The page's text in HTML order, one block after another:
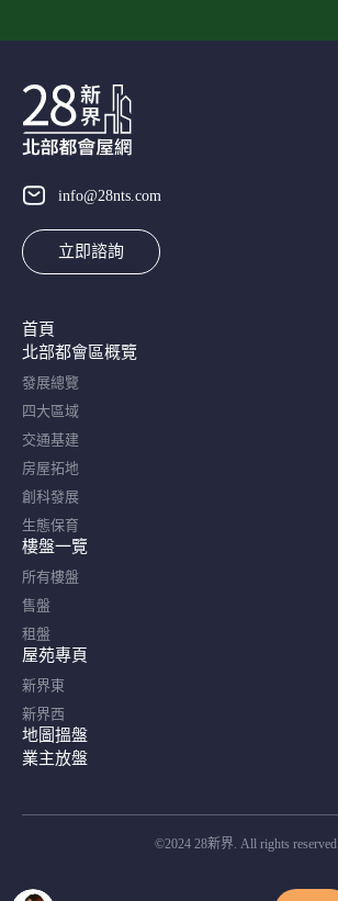
info@28nts.com
立即諮詢
首頁
北部都會區概覽​
發展總覽
四大區域
交通基建
房屋拓地
創科發展
生態保育
樓盤一覽
所有樓盤
售盤
租盤
屋苑專頁
新界東
新界西
地圖搵盤
業主放盤
©2024 28新界. All rights reserved